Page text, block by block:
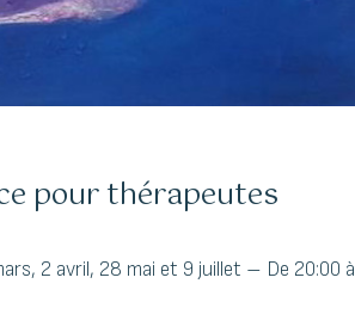
pour thérapeutes
2 avril, 28 mai et 9 juillet – De 20:00 à